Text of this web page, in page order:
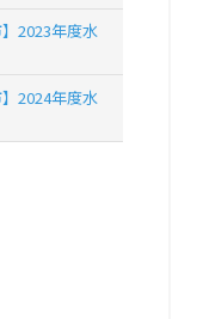
】2023年度水
】2024年度水